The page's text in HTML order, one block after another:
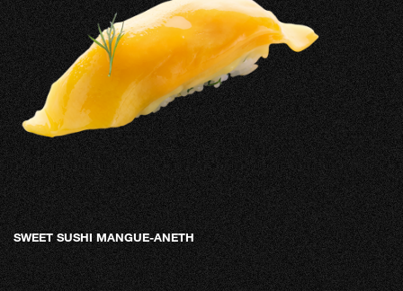
SWEET SUSHI MANGUE-ANETH